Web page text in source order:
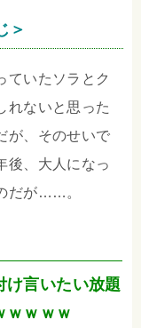
＞
ていたソラとク
れないと思った
が、そのせいで
後、大人になっ
だが……。
け言いたい放題
ｗｗｗｗ